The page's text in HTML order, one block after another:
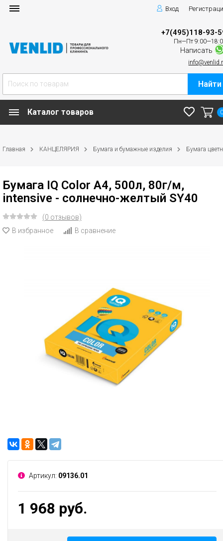
Вход
+7(495)118-93-
Пн—Пт
Написать
Найти
Каталог товаров
Главная КАНЦЕЛЯРИЯ Бумага и бумажные изделия Бумага
Бумага IQ Color A4, 500л, 80г/м,
intensive - солнечно-желтый SY40
(0 отзывов)
В избранное
В сравнение
Артикул: 09136.01
1 968 руб.